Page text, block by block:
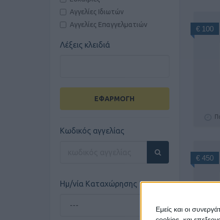
Εμείς και οι
Αγγελίες Ιδιωτών
Αγγελίες Επαγγελματιών
Λέξεις κλειδιά
ΕΦΑΡΜΟΓΗ
Κωδικός αγγελίας
Ημ/νία Καταχώρησης
€ 100
€ 450